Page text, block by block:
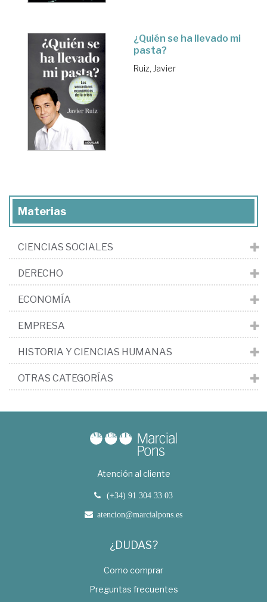
¿Quién se ha llevado mi
pasta?
Ruiz, Javier
Materias
CIENCIAS SOCIALES
DERECHO
ECONOMÍA
EMPRESA
HISTORIA Y CIENCIAS HUMANAS
OTRAS CATEGORÍAS
Atención al cliente
(+34) 91 304 33 03
atencion@marcialpons.es
¿DUDAS?
Como comprar
Preguntas frecuentes